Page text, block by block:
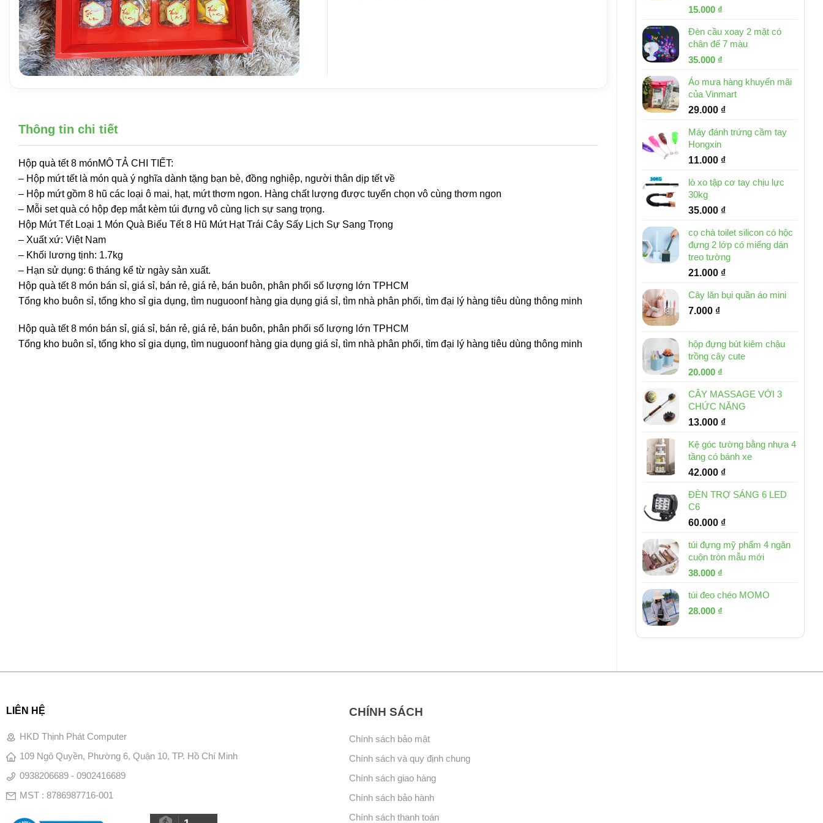
Giá
là:
32.000 ₫.
15.000 ₫
tại
là:
Đèn cầu xoay 2 mặt có
chân đế 7 màu
Giá
là:
46.000 ₫.
35.000 ₫
tại
là:
35.000 ₫.
Áo mưa hàng khuyến mãi
của Vinmart
29.000 ₫
Máy đánh trứng cầm tay
Hongxin
11.000 ₫
lò xo tập cơ tay chịu lực
30kg
35.000 ₫
cọ chà toilet silicon có hộc
đựng 2 lớp có miếng dán
treo tường
21.000 ₫
Cây lăn bụi quần áo mini
7.000 ₫
hộp đựng bút kiêm chậu
trồng cây cute
Giá
là:
30.000 ₫.
20.000 ₫
tại
là:
20.000 ₫.
CÂY MASSAGE VỚI 3
CHỨC NĂNG
13.000 ₫
Kệ góc tường bằng nhựa 4
tầng có bánh xe
42.000 ₫
ĐÈN TRỢ SÁNG 6 LED
C6
60.000 ₫
túi đựng mỹ phẩm 4 ngăn
cuộn tròn mẫu mới
Giá
là:
53.000 ₫.
38.000 ₫
tại
túi đeo chéo MOMO
Giá
là:
28.000 ₫
tại
Thông tin chi tiết
Hộp quà tết 8 mónMÔ TẢ CHI TIẾT:
– Hộp mứt tết là món quà ý nghĩa dành tặng bạn bè, đồng nghiệp, người thân dịp tết về
– Hộp mứt gồm 8 hũ các loại ô mai, hạt, mứt thơm ngon. Hàng chất lượng được tuyển chọn vô cùng thơm ngon
– Mỗi set quà có hộp đẹp mắt kèm túi đựng vô cùng lịch sự sang trọng.
Hộp Mứt Tết Loại 1 Món Quà Biếu Tết 8 Hũ Mứt Hạt Trái Cây Sấy Lịch Sự Sang Trọng
– Xuất xứ: Việt Nam
– Khối lương tịnh: 1.7kg
– Hạn sử dụng: 6 tháng kể từ ngày sản xuất.
Hộp quà tết 8 món bán sỉ, giá sỉ, bán rẻ, giá rẻ, bán buôn, phân phối số lượng lớn TPHCM
Tổng kho buôn sỉ, tổng kho sỉ gia dụng, tìm nuguoonf hàng gia dụng giá sỉ, tìm nhà phân phối, tìm đại lý hàng tiêu dùng thông minh
Hộp quà tết 8 món bán sỉ, giá sỉ, bán rẻ, giá rẻ, bán buôn, phân phối số lượng lớn TPHCM
Tổng kho buôn sỉ, tổng kho sỉ gia dụng, tìm nuguoonf hàng gia dụng giá sỉ, tìm nhà phân phối, tìm đại lý hàng tiêu dùng thông minh
LIÊN HỆ
HKD Thịnh Phát Computer
109 Ngô Quyền, Phường 6, Quận 10, TP. Hồ Chí Minh
0938206689 - 0902416689
MST : 8786987716-001
CHÍNH SÁCH
Chính sách bảo mật
Chính sách và quy định chung
Chính sách giao hàng
Chính sách bảo hành
Chính sách thanh toán